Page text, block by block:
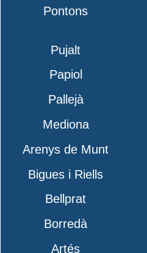
Pontons
Pujalt
Papiol
Pallejà
Mediona
Arenys de Munt
Bigues i Riells
Bellprat
Borredà
Artés